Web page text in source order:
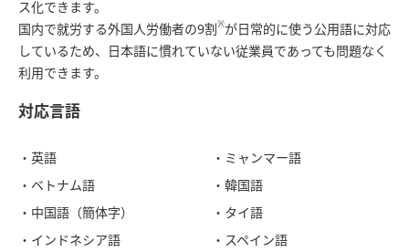
ス化できます。
国内で就労する外国人労働者の9割 ※が日常的に使う公用語に対応
しているため、日本語に慣れていない従業員であっても問題なく
利用できます。
対応言語
・英語 ・ミャンマー語
・ベトナム語 ・韓国語
・中国語（簡体字） ・タイ語
・インドネシア語 ・スペイン語